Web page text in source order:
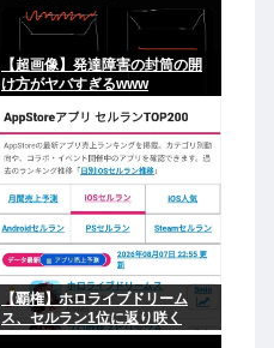
【超画像】発達障害の封筒の開
け方がヤバすぎるwww
【覇権】ホロライブドリーム
ス、セルラン1位に返り咲く
WIWIWIWIWIWIWIWIWIWIWIWI